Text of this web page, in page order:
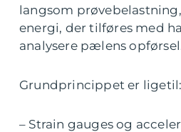
langsom
energi, der tilføres med
analysere pælens
Grundprincippet er ligetil:
– Strain gauges og